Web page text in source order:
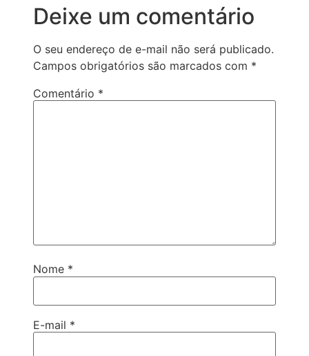
Deixe um comentário
O seu endereço de e-mail não será publicado.
Campos obrigatórios são marcados com *
Comentário *
Nome *
E-mail *